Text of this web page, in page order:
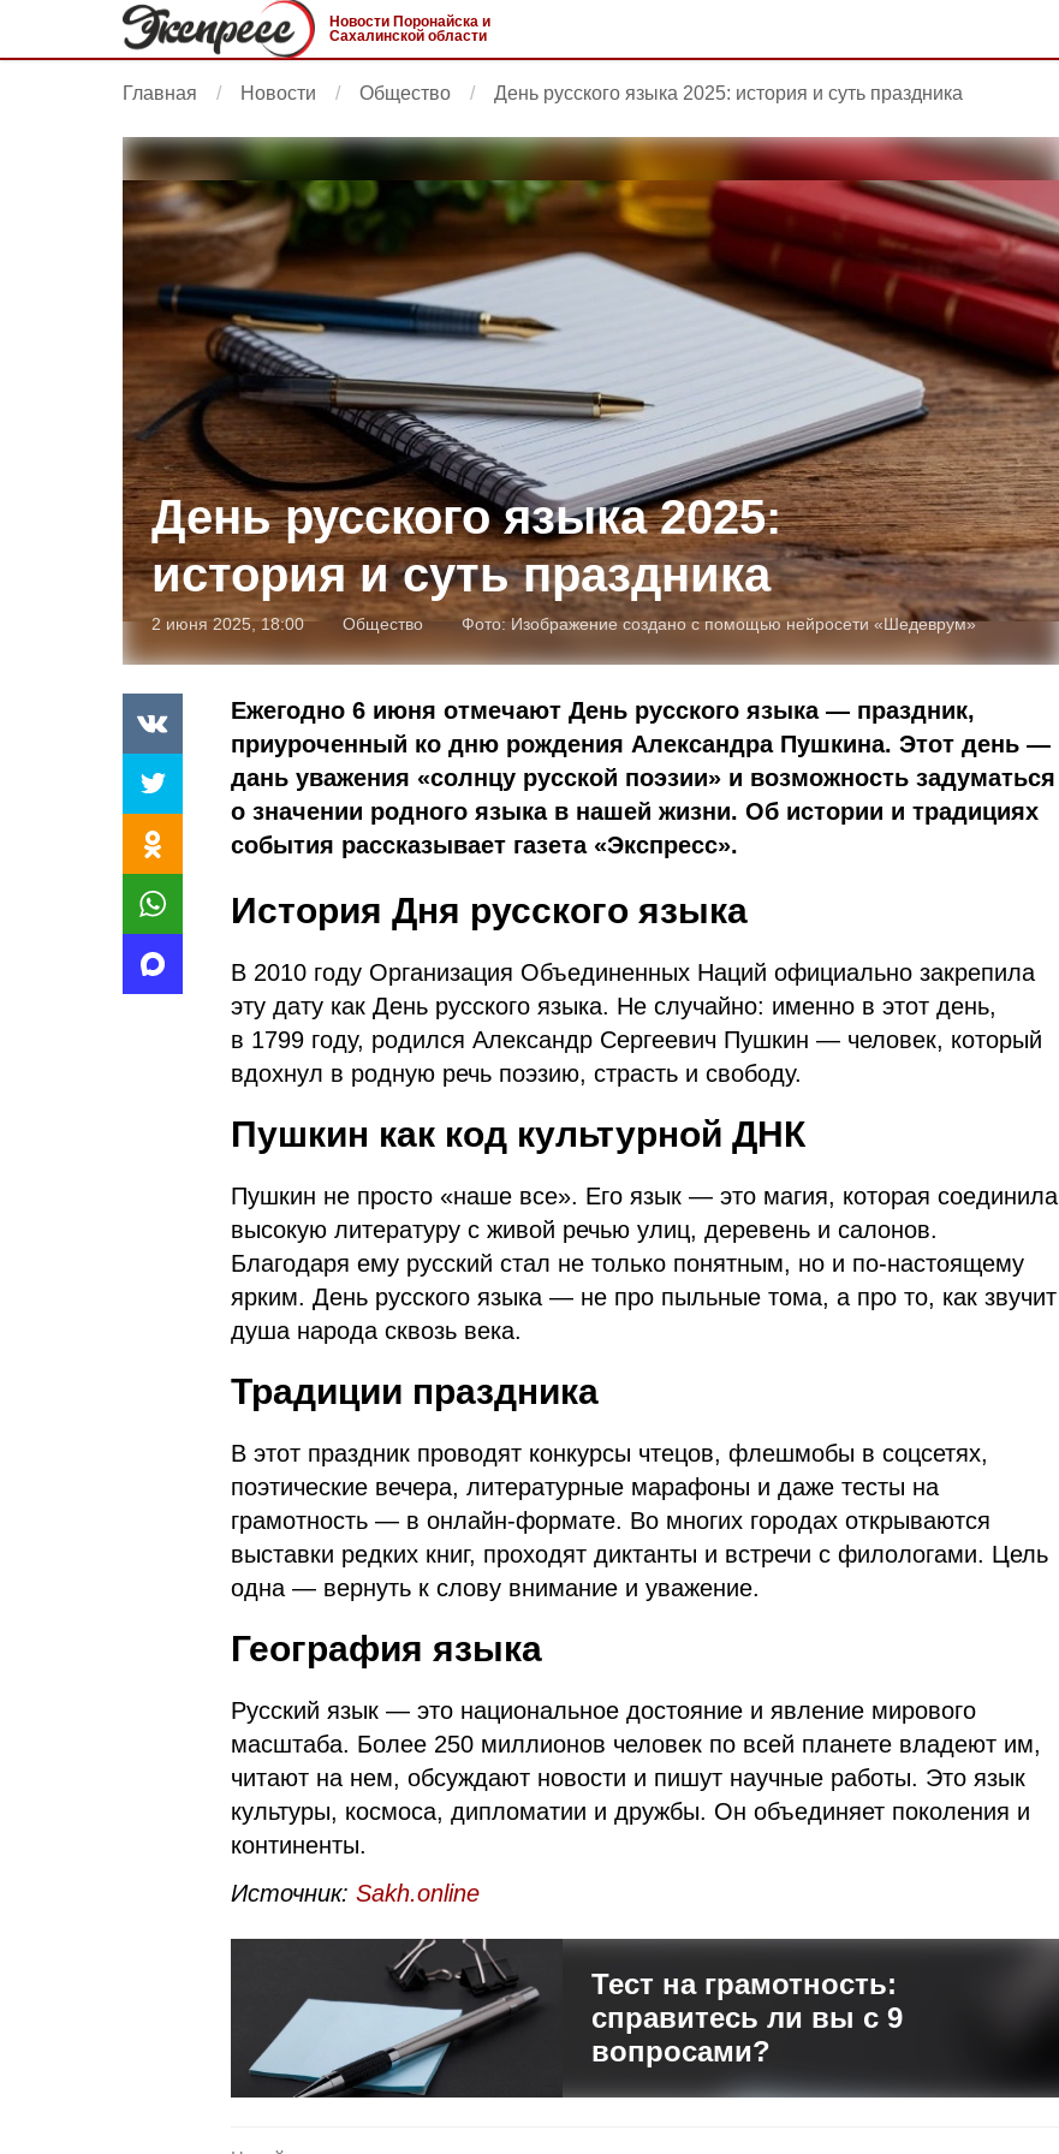
Новости Поронайска и
Сахалинской области
Главная Новости Общество День русского языка 2025: история и суть праздника
День русского языка 2025:
история и суть праздника
2 июня 2025, 18:00 Общество Фото: Изображение создано с помощью нейросети «Шедеврум»
Ежегодно 6 июня отмечают День русского языка — праздник,
приуроченный ко дню рождения Александра Пушкина. Этот день —
дань уважения «солнцу русской поэзии» и возможность задуматься
о значении родного языка в нашей жизни. Об истории и традициях
события рассказывает газета «Экспресс».
История Дня русского языка
В 2010 году Организация Объединенных Наций официально закрепила
эту дату как День русского языка. Не случайно: именно в этот день,
в 1799 году, родился Александр Сергеевич Пушкин — человек, который
вдохнул в родную речь поэзию, страсть и свободу.
Пушкин как код культурной ДНК
Пушкин не просто «наше все». Его язык — это магия, которая соединила
высокую литературу с живой речью улиц, деревень и салонов.
Благодаря ему русский стал не только понятным, но и по-настоящему
ярким. День русского языка — не про пыльные тома, а про то, как звучит
душа народа сквозь века.
Традиции праздника
В этот праздник проводят конкурсы чтецов, флешмобы в соцсетях,
поэтические вечера, литературные марафоны и даже тесты на
грамотность — в онлайн-формате. Во многих городах открываются
выставки редких книг, проходят диктанты и встречи с филологами. Цель
одна — вернуть к слову внимание и уважение.
География языка
Русский язык — это национальное достояние и явление мирового
масштаба. Более 250 миллионов человек по всей планете владеют им,
читают на нем, обсуждают новости и пишут научные работы. Это язык
культуры, космоса, дипломатии и дружбы. Он объединяет поколения и
континенты.
Источник: Sakh.online
Тест на грамотность:
справитесь ли вы с 9
вопросами?